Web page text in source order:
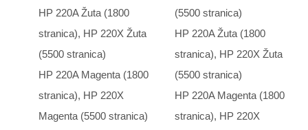
HP 220A Žuta (1800
stranica), HP 220X Žuta
(5500 stranica)
HP 220A Magenta (1800
stranica), HP 220X
Magenta (5500 stranica)
(5500 stranica)
HP 220A Žuta (1800
stranica), HP 220X Žuta
(5500 stranica)
HP 220A Magenta (1800
stranica), HP 220X